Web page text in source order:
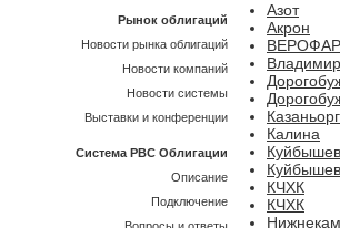
Азот
Акрон
Калина
КЧХК
КЧХК
Рынок облигаций
Новости рынка облигаций
Новости компаний
Новости системы
Выставки и конференции
Система РВС Облигации
Описание
Подключение